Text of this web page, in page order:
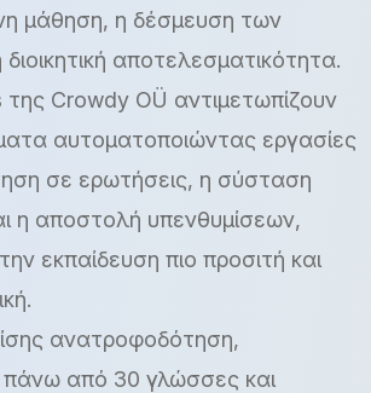
μάθηση, η δέσμευση των
αποτελεσματικότητα.
Crowdy OÜ αντιμετωπίζουν
αυτοματοποιώντας εργασίες
σε ερωτήσεις, η σύσταση
η αποστολή υπενθυμίσεων,
εκπαίδευση πιο προσιτή και
ανατροφοδότηση,
πάνω από 30 γλώσσες και